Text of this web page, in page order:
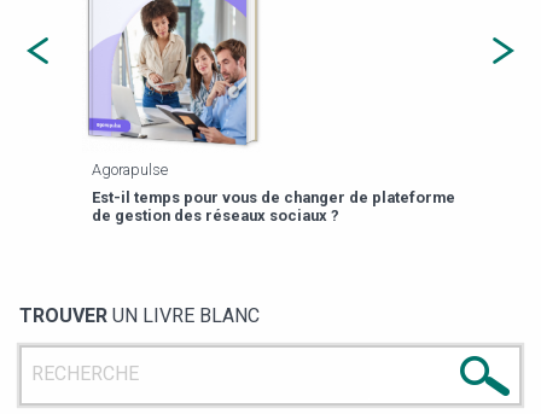
Agorapulse
Est-il temps pour vous de changer de plateforme
de gestion des réseaux sociaux ?
TROUVER UN LIVRE BLANC